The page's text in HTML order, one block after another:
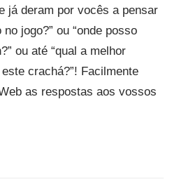
já deram por vocês a pensar
jogo?” ou “onde posso
ou até “qual a melhor
crachá?”! Facilmente
as respostas aos vossos